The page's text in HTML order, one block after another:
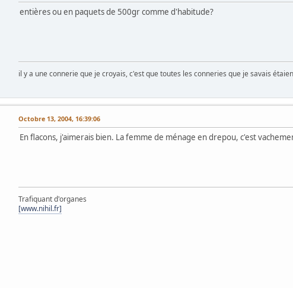
entières ou en paquets de 500gr comme d'habitude?
il y a une connerie que je croyais, c'est que toutes les conneries que je savais
Octobre 13, 2004, 16:39:06
En flacons, j'aimerais bien. La femme de ménage en drepou, c'est
Trafiquant d'organes
[www.nihil.fr]